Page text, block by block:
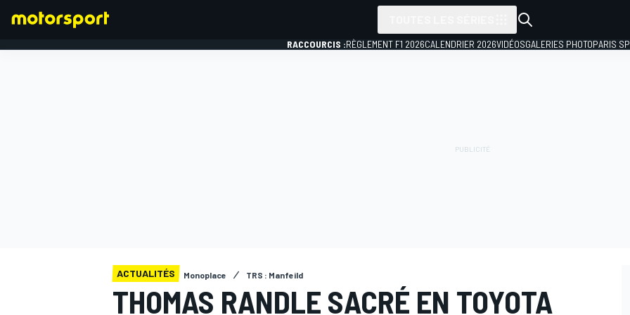
RACCOURCIS :RÈGLEMENT F1 2026CALENDRIER 2026VIDÉOSGALERIES PHOTOPARIS
ACTUALITÉS Monoplace TRS : Manfeild
THOMAS RANDLE SACRÉ EN TOYOTA